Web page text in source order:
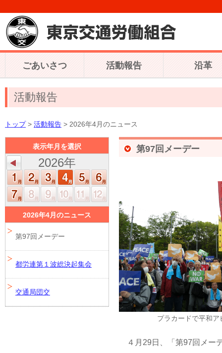
ごあいさつ 活動報告 沿革
活動報告
トップ> 活動報告 > 2026年4月のニュース
表示年月を選択
2026年
2026年4月のニュース
第97回メーデー
都労連第１波総決起集会
交通局団交
第97回メーデー
プラカードで平和ア
４月29日、「第97回メー